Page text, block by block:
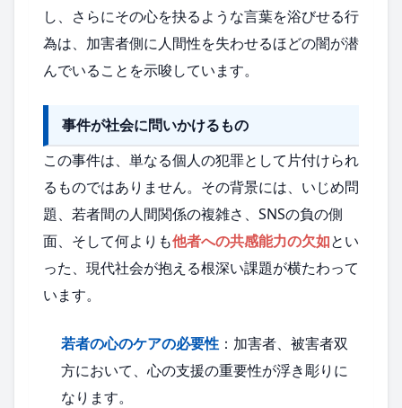
し、さらにその心を抉るような言葉を浴びせる行
為は、加害者側に人間性を失わせるほどの闇が潜
んでいることを示唆しています。
事件が社会に問いかけるもの
この事件は、単なる個人の犯罪として片付けられ
るものではありません。その背景には、いじめ問
題、若者間の人間関係の複雑さ、SNSの負の側
面、そして何よりも他者への共感能力の欠如とい
った、現代社会が抱える根深い課題が横たわって
います。
若者の心のケアの必要性 ：加害者、被害者双
方において、心の支援の重要性が浮き彫りに
なります。